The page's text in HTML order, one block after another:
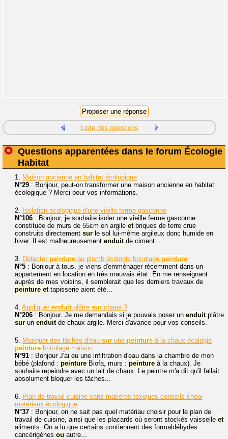
Liste des questions
Questions apparentées dans le forum Écologie
Habitat
1. Maison ancienne en habitat écologique
N°29 : Bonjour, peut-on transformer une maison ancienne en habitat
écologique ? Merci pour vos informations.
2. Isolation écologique d'une vieille ferme gasconne
N°106 : Bonjour, je souhaite isoler une vieille ferme gasconne
constituée de murs de 55cm en argile etbriques de terre crue
construits directement sur le sol lui-même argileux donc humide en
hiver. Il est malheureusement enduitde ciment...
3. Détecter peinture au plomb écologie bricolage peinture
N°5 : Bonjour à tous, je viens d'emménager récemment dans un
appartement en location en très mauvais état. En me renseignant
auprès de mes voisins, il semblerait que les derniers travaux de
peinture ettapisserie aient été...
4. Appliquer enduitplâtre sur chaux ?
N°206 : Bonjour. Je me demandais si je pouvais poser un enduitplâtre
sur un enduitde chaux argile. Merci d'avance pour vos conseils.
5. Masquer des tâches d'eau sur une peinture à la chaux écologie
peinture bricolage maison
N°91 : Bonjour J'ai eu une infiltration d'eau dans la chambre de mon
bébé (plafond : peinture Biofa, murs : peinture à la chaux). Je
souhaite repeindre avec un lait de chaux. Le peintre m'a dit qu'il fallait
absolument bloquer les tâches...
6. Plan de travail cuisine sans matières toxiques conseils choix
matériaux écologique
N°37 : Bonjour, on ne sait pas quel matériau choisir pour le plan de
travail de cuisine, ainsi que les placards où seront stockés vaisselle et
aliments. On a lu que certains contiennent des formaldéhydes
cancérigènes ou autre...